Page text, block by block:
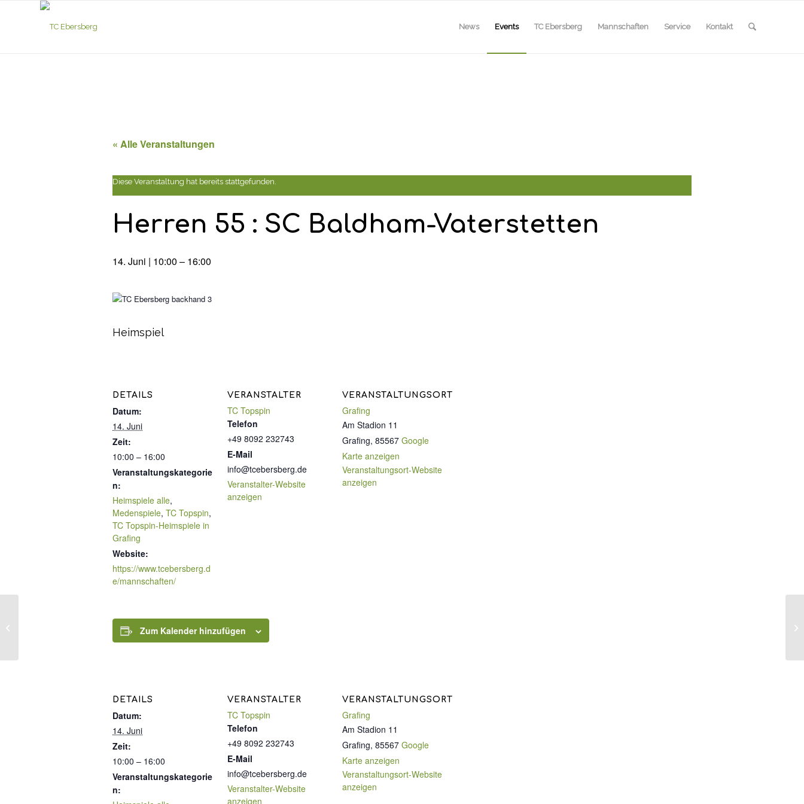
News Events TC Ebersberg Mannschaften Service Kontakt
« Alle Veranstaltungen
Diese Veranstaltung hat bereits stattgefunden.
Herren 55 : SC Baldham-Vaterstetten
14. Juni | 10:00 – 16:00
Heimspiel
DETAILS
Datum:
14. Juni
Zeit:
10:00 – 16:00
Veranstaltungskategorie
n:
Heimspiele alle,
Medenspiele, TC Topspin,
TC Topspin-Heimspiele in
Grafing
Website:
https://www.tcebersberg.d
e/mannschaften/
VERANSTALTER
TC Topspin
Telefon
+49 8092 232743
E-Mail
info@tcebersberg.de
Veranstalter-Website
anzeigen
VERANSTALTUNGSORT
Grafing
Am Stadion 11
Grafing, 85567 Google
Karte anzeigen
Veranstaltungsort-Website
anzeigen
Zum Kalender hinzufügen
DETAILS
Datum:
14. Juni
Zeit:
10:00 – 16:00
Veranstaltungskategorie
n:
VERANSTALTER
TC Topspin
Telefon
+49 8092 232743
E-Mail
info@tcebersberg.de
Veranstalter-Website
anzeigen
VERANSTALTUNGSORT
Grafing
Am Stadion 11
Grafing, 85567 Google
Karte anzeigen
Veranstaltungsort-Website
anzeigen